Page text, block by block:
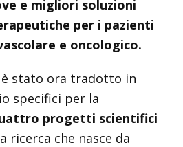
e migliori soluzioni
per i pazienti
e oncologico.
è stato ora tradotto in
specifici per la
progetti scientifici
ricerca che nasce da